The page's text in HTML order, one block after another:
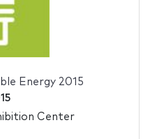
Energy 2015
Center